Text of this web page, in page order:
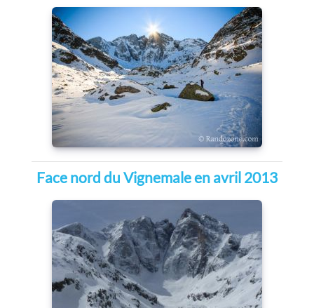
Face nord du Vignemale en avril 2013